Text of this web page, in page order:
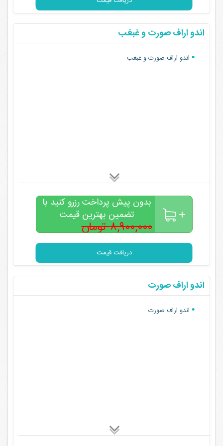
اندو اراف صورت و غبغب
اندو اراف صورت و غبغب
بدون پیش پرداخت رزرو کنید با
تضمین بهترین قیمت
۸,۹۰۰,۰۰۰ تومان
۷,۵۰۰,۰۰۰تومان
دریافت قیمت
اندو اراف صورت
اندو اراف صورت